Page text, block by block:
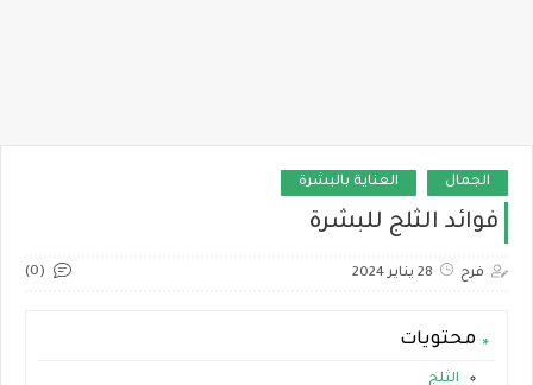
الجمال العناية بالبشرة
فوائد الثلج للبشرة
فرح 28 يناير 2024 (0)
محتويات
الثلج